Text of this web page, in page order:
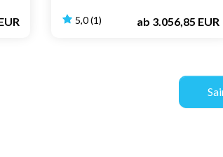
5,0 (1) ab 3.056,85 EUR